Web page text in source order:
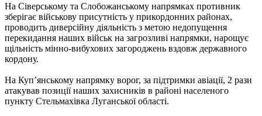
На Сіверському та Слобожанському напрямках противник
зберігає військову присутність у прикордонних районах,
проводить диверсійну діяльність з метою недопущення
перекидання наших військ на загрозливі напрямки, нарощує
щільність мінно-вибухових загороджень вздовж державного
кордону.
На Куп’янському напрямку ворог, за підтримки авіації, 2 рази
атакував позиції наших захисників в районі населеного
пункту Стельмахівка Луганської області.